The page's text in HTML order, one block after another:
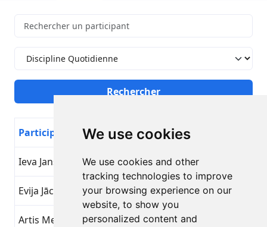
We use cookies
We use cookies and other
tracking technologies to improve
your browsing experience on our
website, to show you
personalized content and
Participant Nom de l'objectif
Ieva Jansone Discipline Quotidienne
Evija Jāce Discipline Quotidienne 26
Artis Mednis Discipline Quotidienne